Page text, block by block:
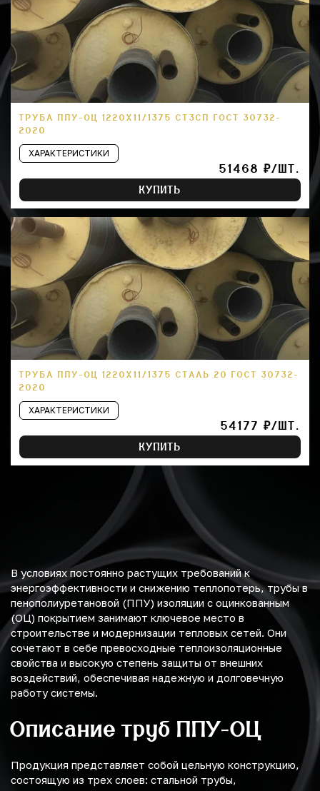
ТРУБА ППУ-ОЦ 1220Х11/1375 СТ3СП ГОСТ 30732-
2020
ХАРАКТЕРИСТИКИ
51468 ₽/ШТ.
КУПИТЬ
ТРУБА ППУ-ОЦ 1220Х11/1375 СТАЛЬ 20 ГОСТ 30732-
2020
ХАРАКТЕРИСТИКИ
54177 ₽/ШТ.
КУПИТЬ
В условиях постоянно растущих требований к
энергоэффективности и снижению теплопотерь, трубы в
пенополиуретановой (ППУ) изоляции с оцинкованным
(ОЦ) покрытием занимают ключевое место в
строительстве и модернизации тепловых сетей. Они
сочетают в себе превосходные теплоизоляционные
свойства и высокую степень защиты от внешних
воздействий, обеспечивая надежную и долговечную
работу системы.
Описание труб ППУ-ОЦ
Продукция представляет собой цельную конструкцию,
состоящую из трех слоев: стальной трубы,